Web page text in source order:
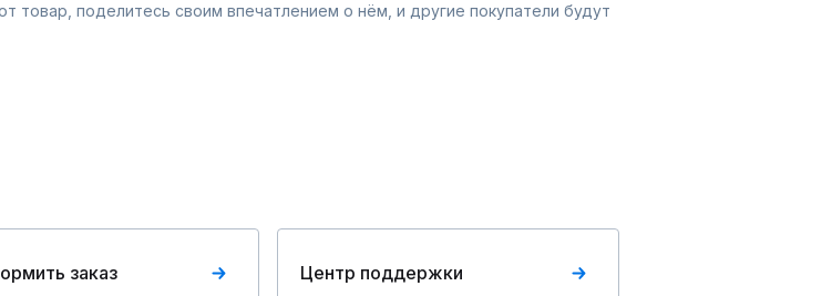
товар, поделитесь своим впечатлением о нём, и другие покупатели будут
заказ Центр поддержки